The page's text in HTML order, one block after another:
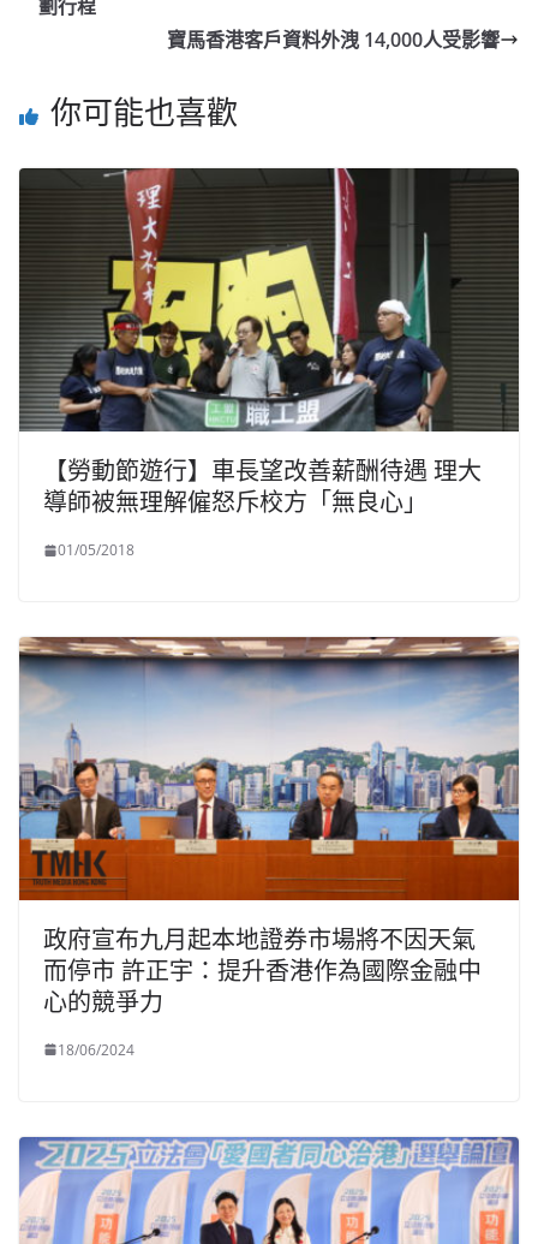
劃行程
寶馬香港客戶資料外洩 14,000人受影響
你可能也喜歡
【勞動節遊行】車長望改善薪酬待遇 理大
導師被無理解僱怒斥校方「無良心」
01/05/2018
政府宣布九月起本地證券市場將不因天氣
而停市 許正宇：提升香港作為國際金融中
心的競爭力
18/06/2024